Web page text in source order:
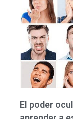
El poder